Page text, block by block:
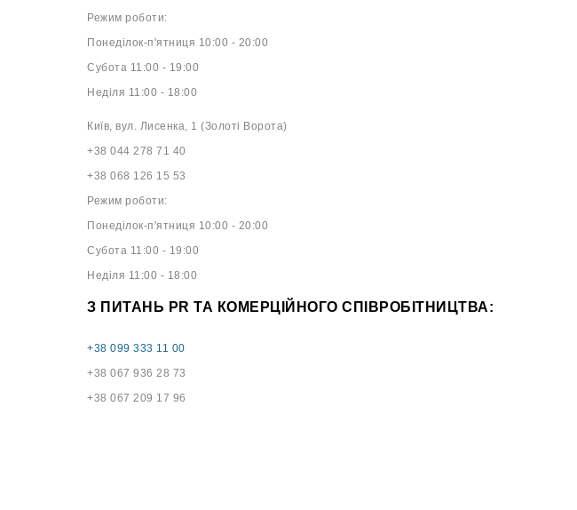
Режим роботи:
Понеділок-п'ятниця 10:00 - 20:00
Субота 11:00 - 19:00
Неділя 11:00 - 18:00
Київ, вул. Лисенка, 1 (Золоті Ворота)
+38 044 278 71 40
+38 068 126 15 53
Режим роботи:
Понеділок-п'ятниця 10:00 - 20:00
Субота 11:00 - 19:00
Неділя 11:00 - 18:00
З ПИТАНЬ PR ТА КОМЕРЦІЙНОГО СПІВРОБІТНИЦТВА:
+38 099 333 11 00
+38 067 936 28 73
+38 067 209 17 96